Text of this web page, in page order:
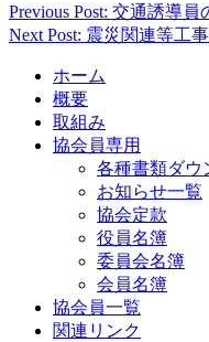
投
稿
Previous Post: 交通誘導
Next Post: 震災関連等工
ホーム
概要
取組み
協会員専用
各種書類ダウ
お知らせ一覧
協会定款
役員名簿
委員会名簿
会員名簿
協会員一覧
関連リンク